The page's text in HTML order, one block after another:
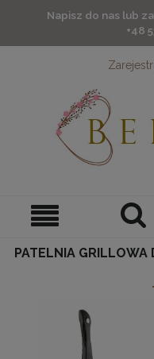
Napisz do nas lub
+48
PATELNIA GRILLOWA